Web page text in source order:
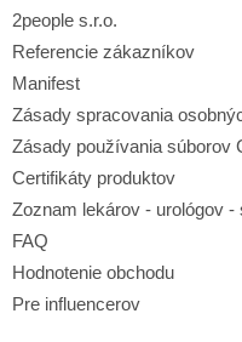
2people s.r.o.
Referencie zákazníkov
Manifest
Zásady spracovania
Zásady používania súborov
Certifikáty produktov
Zoznam lekárov - urológov -
FAQ
Hodnotenie obchodu
Pre influencerov